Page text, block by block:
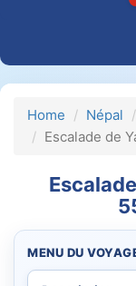
Home Népal
Escalade de
MENU DU